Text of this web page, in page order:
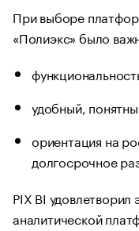
При выборе
«Полиэкс» было
удобный,
ориентация на
долгосрочное
PIX BI
аналитической